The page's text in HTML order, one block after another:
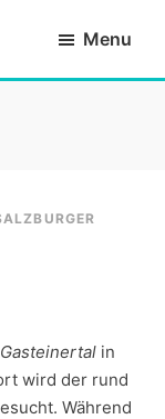
Menu
Gasteinertal in
wird der rund
Während